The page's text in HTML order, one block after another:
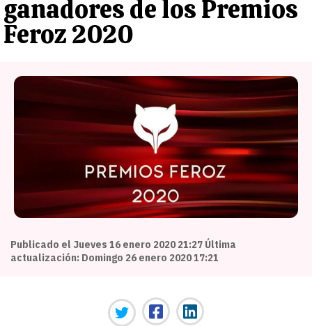
ganadores de los Premios
Feroz 2020
Publicado el Jueves 16 enero 2020 21:27 Última
actualización: Domingo 26 enero 2020 17:21